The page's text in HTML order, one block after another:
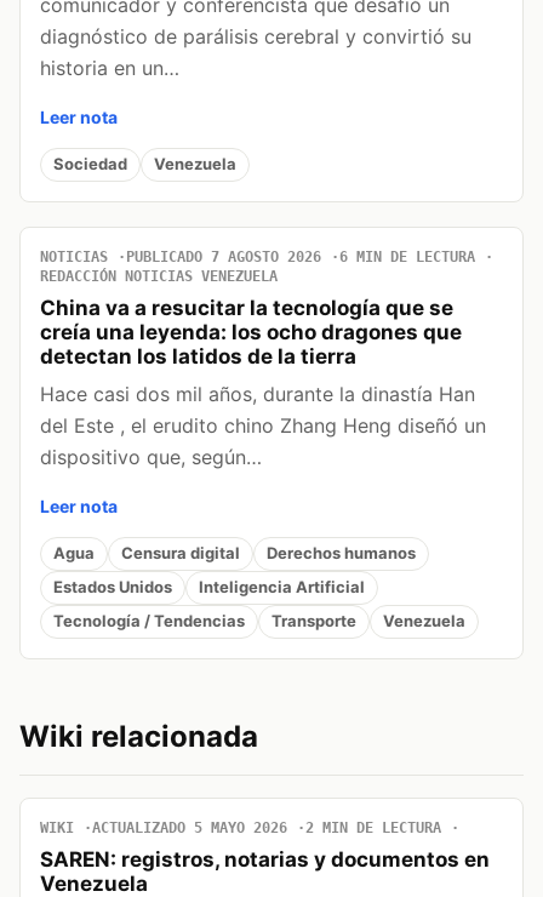
diagnóstico de parálisis cerebral y convirtió su
historia en un…
Leer nota
Sociedad Venezuela
NOTICIAS PUBLICADO 7 AGOSTO 2026
6 MIN DE LECTURA
REDACCIÓN NOTICIAS VENEZUELA
China va a resucitar la tecnología que se
creía una leyenda: los ocho dragones que
detectan los latidos de la tierra
Hace casi dos mil años, durante la dinastía Han
del Este , el erudito chino Zhang Heng diseñó un
dispositivo que, según…
Leer nota
Agua Censura digital
Derechos humanos
Estados Unidos
Inteligencia Artificial
Tecnología / Tendencias
Transporte Venezuela
Wiki relacionada
WIKI ACTUALIZADO 5 MAYO 2026 2 MIN DE LECTURA
SAREN: registros, notarias y documentos en
Venezuela